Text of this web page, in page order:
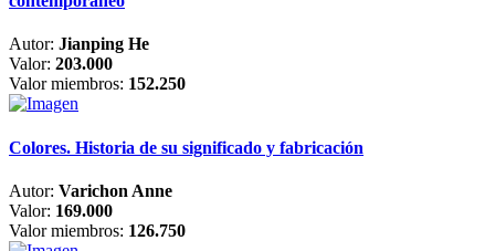
Autor: Jianping He
Valor: 203.000
Valor miembros: 152.250
Colores. Historia de su significado y fabricación
Autor: Varichon Anne
Valor: 169.000
Valor miembros: 126.750